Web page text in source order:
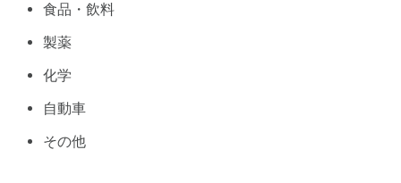
食品・飲料
製薬
化学
自動車
その他